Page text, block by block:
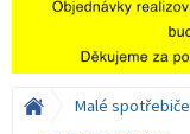
Malé spotřebiče